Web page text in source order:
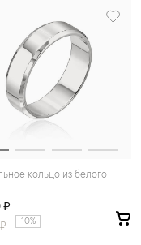
₽
₽ 10%